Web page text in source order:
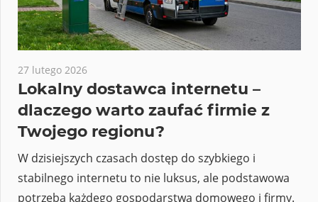
27 lutego 2026
Lokalny dostawca internetu –
dlaczego warto zaufać firmie z
Twojego regionu?
W dzisiejszych czasach dostęp do szybkiego i
stabilnego internetu to nie luksus, ale podstawowa
potrzeba każdego gospodarstwa domowego i firmy.